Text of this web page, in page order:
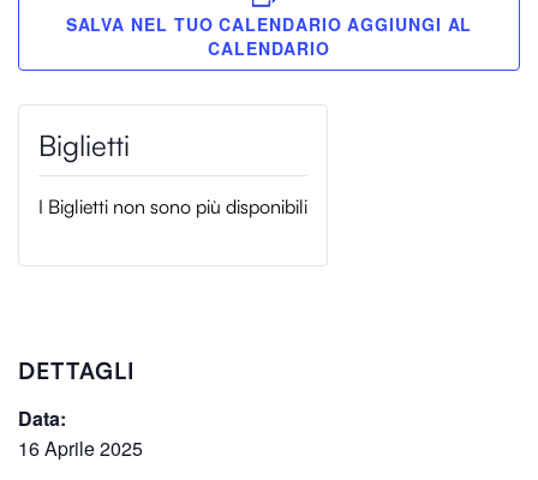
SALVA NEL TUO CALENDARIO
DETTAGLI
Data:
16 Aprile 2025
I Biglietti non sono più disponibili